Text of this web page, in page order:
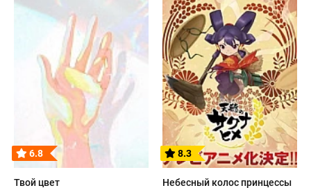
6.8
Твой цвет
8.3
Небесный колос принцессы